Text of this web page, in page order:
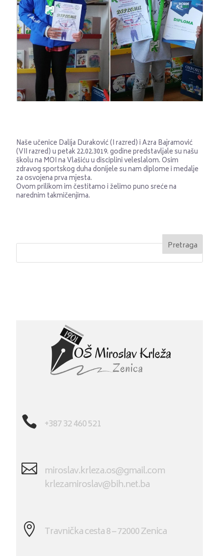
Naše učenice Dalija Duraković (I razred) i Azra Bajramović
(VII razred) u petak 22.02.3019. godine predstavljale su našu
školu na MOI na Vlašiću u disciplini veleslalom. Osim
zdravog sportskog duha donijele su nam diplome i medalje
za osvojena prva mjesta.
Ovom prilikom im čestitamo i želimo puno sreće na
narednim takmičenjima.
 +387 32 460 521
 miroslav.krleza.os@gmail.com
krlezamiroslav@bih.net.ba
 Travnička cesta 8 – 72000 Zenica